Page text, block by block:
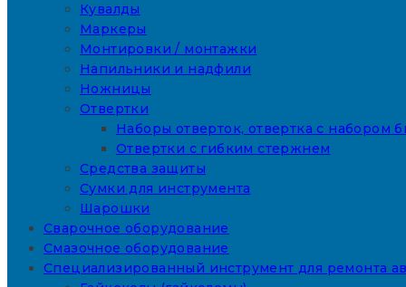
Кувалды
Маркеры
Монтировки / монтажки
Напильники и надфили
Ножницы
Отвертки
Наборы отверток, отвертка с набором
Отвертки с гибким стержнем
Средства защиты
Сумки для инструмента
Шарошки
Сварочное оборудование
Смазочное оборудование
Специализированный инструмент для ремонта